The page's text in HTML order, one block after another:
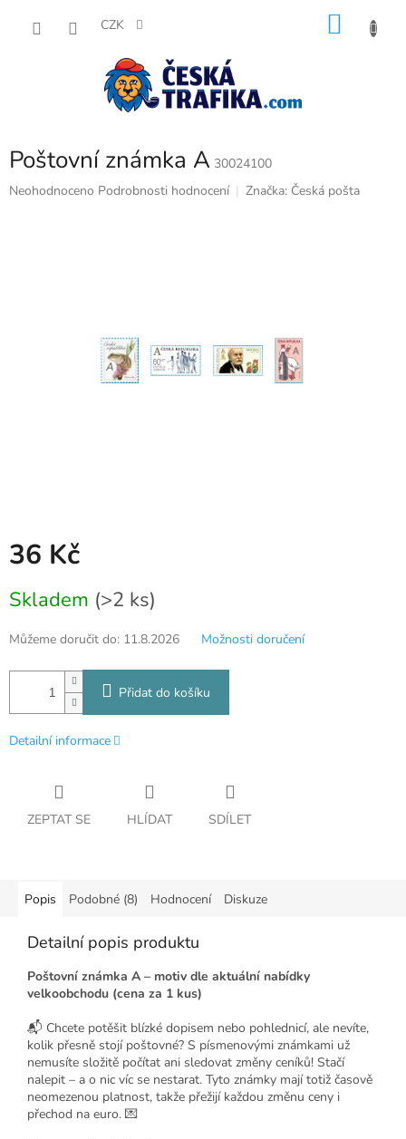
CZK
Poštovní známka A 30024100
Průměrné
Neohodnoceno Podrobnosti hodnocení Značka: Česká pošta
36 Kč
cena:
Skladem (>2 ks)
Můžeme doručit do: 11.8.2026 Možnosti doručení
Přidat do košíku
Detailní informace
ZEPTAT SE HLÍDAT SDÍLET
Popis Podobné (8) Hodnocení Diskuze
Detailní popis produktu
Poštovní známka A – motiv dle aktuální nabídky
velkoobchodu (cena za 1 kus)
📬 Chcete potěšit blízké dopisem nebo pohlednicí, ale nevíte,
kolik přesně stojí poštovné? S písmenovými známkami už
nemusíte složitě počítat ani sledovat změny ceníků! Stačí
nalepit – a o nic víc se nestarat. Tyto známky mají totiž časově
neomezenou platnost, takže přežijí každou změnu ceny i
přechod na euro. 💌